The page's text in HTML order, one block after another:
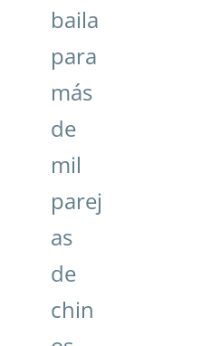
baila
para
más
de
mil
parej
as
de
chin